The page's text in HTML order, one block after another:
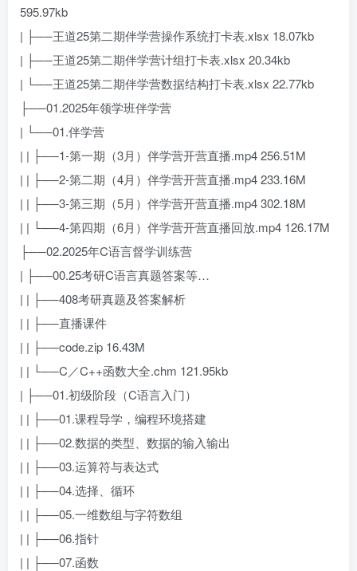
595.97kb
| ├──王道25第二期伴学营操作系统打卡表.xlsx 18.07kb
| ├──王道25第二期伴学营计组打卡表.xlsx 20.34kb
| └──王道25第二期伴学营数据结构打卡表.xlsx 22.77kb
├──01.2025年领学班伴学营
| └──01.伴学营
| | ├──1-第一期（3月）伴学营开营直播.mp4 256.51M
| | ├──2-第二期（4月）伴学营开营直播.mp4 233.16M
| | ├──3-第三期（5月）伴学营开营直播.mp4 302.18M
| | └──4-第四期（6月）伴学营开营直播回放.mp4 126.17M
├──02.2025年C语言督学训练营
| ├──00.25考研C语言真题答案等…
| | ├──408考研真题及答案解析
| | ├──直播课件
| | ├──code.zip 16.43M
| | └──C／C++函数大全.chm 121.95kb
| ├──01.初级阶段（C语言入门）
| | ├──01.课程导学，编程环境搭建
| | ├──02.数据的类型、数据的输入输出
| | ├──03.运算符与表达式
| | ├──04.选择、循环
| | ├──05.一维数组与字符数组
| | ├──06.指针
| | ├──07.函数